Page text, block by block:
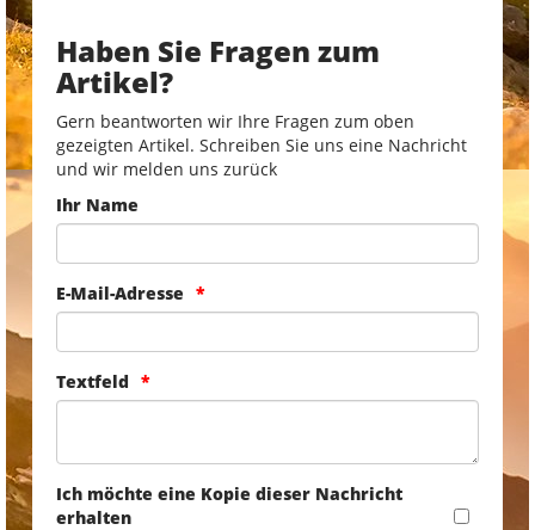
Haben Sie Fragen zum
Artikel?
Gern beantworten wir Ihre Fragen zum oben
gezeigten Artikel. Schreiben Sie uns eine Nachricht
und wir melden uns zurück
Ihr Name
E-Mail-Adresse
Textfeld
Ich möchte eine Kopie dieser Nachricht
erhalten